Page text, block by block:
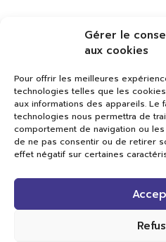
Gérer le
aux cookies
Pour offrir les meilleures
technologies telles que les
aux informations des appareils. Le
technologies nous permettra de
comportement de navigation ou
de ne pas consentir ou de retirer
effet négatif sur certaines
Val TV
Centre de Compétences
Rue du Pont-Neuf 24